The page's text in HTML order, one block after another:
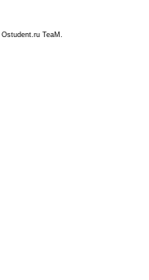
TeaM.